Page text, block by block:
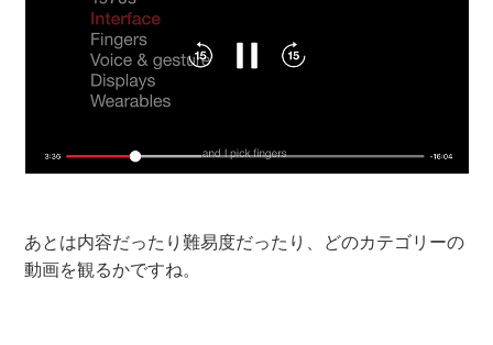
あとは内容だったり難易度だったり、どのカテゴリーの
動画を観るかですね。